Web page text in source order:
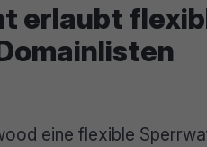
erlaubt
eine flexible